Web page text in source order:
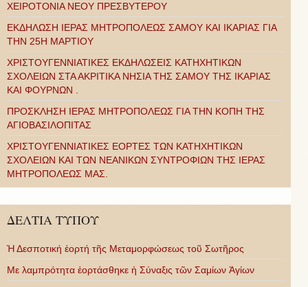
ΧΕΙΡΟΤΟΝΙΑ ΝΕΟΥ ΠΡΕΣΒΥΤΕΡΟΥ
ΕΚΔΗΛΩΣΗ ΙΕΡΑΣ ΜΗΤΡΟΠΟΛΕΩΣ ΣΑΜΟΥ ΚΑΙ ΙΚΑΡΙΑΣ ΓΙΑ
ΤΗΝ 25Η ΜΑΡΤΙΟΥ
ΧΡΙΣΤΟΥΓΕΝΝΙΑΤΙΚΕΣ ΕΚΔΗΛΩΣΕΙΣ ΚΑΤΗΧΗΤΙΚΩΝ
ΣΧΟΛΕΙΩΝ ΣΤΑ ΑΚΡΙΤΙΚΑ ΝΗΣΙΑ ΤΗΣ ΣΑΜΟΥ ΤΗΣ ΙΚΑΡΙΑΣ
ΚΑΙ ΦΟΥΡΝΩΝ .
ΠΡΟΣΚΛΗΣΗ ΙΕΡΑΣ ΜΗΤΡΟΠΟΛΕΩΣ ΓΙΑ ΤΗΝ ΚΟΠΗ ΤΗΣ
ΑΓΙΟΒΑΣΙΛΟΠΙΤΑΣ
ΧΡΙΣΤΟΥΓΕΝΝΙΑΤΙΚΕΣ ΕΟΡΤΕΣ ΤΩΝ ΚΑΤΗΧΗΤΙΚΩΝ
ΣΧΟΛΕΙΩΝ ΚΑΙ ΤΩΝ ΝΕΑΝΙΚΩΝ ΣΥΝΤΡΟΦΙΩΝ ΤΗΣ ΙΕΡΑΣ
ΜΗΤΡΟΠΟΛΕΩΣ ΜΑΣ.
ΔΕΛΤΙΑ ΤΥΠΟΥ
Ἡ Δεσποτική ἑορτή τῆς Μεταμορφώσεως τοῦ Σωτῆρος
Με λαμπρότητα ἑορτάσθηκε ἡ Σύναξις τῶν Σαμίων Ἁγίων